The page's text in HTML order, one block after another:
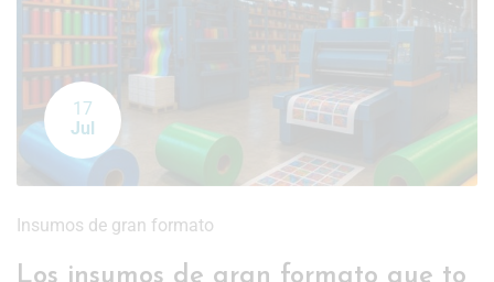
17
Jul
Insumos de gran formato